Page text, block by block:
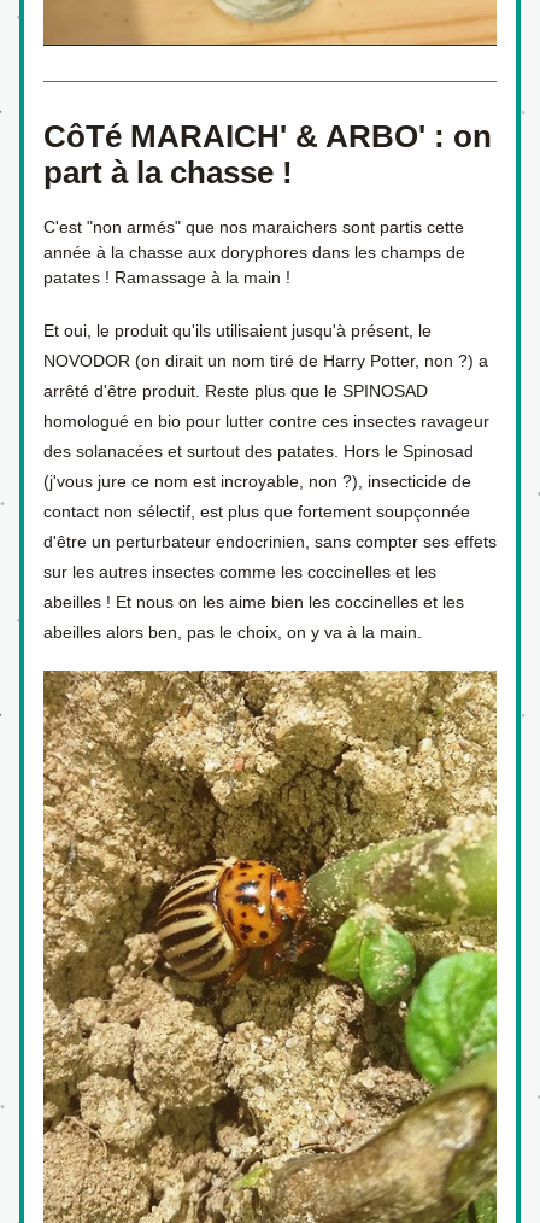
CôTé MARAICH' & ARBO' : on
part à la chasse !
C'est "non armés" que nos maraichers sont partis cette
année à la chasse aux doryphores dans les champs de
patates ! Ramassage à la main !
Et oui, le produit qu'ils utilisaient jusqu'à présent, le
NOVODOR (on dirait un nom tiré de Harry Potter, non ?) a
arrêté d'être produit. Reste plus que le SPINOSAD
homologué en bio pour lutter contre ces insectes ravageur
des solanacées et surtout des patates. Hors le Spinosad
(j'vous jure ce nom est incroyable, non ?), insecticide de
contact non sélectif, est plus que fortement soupçonnée
d'être un perturbateur endocrinien, sans compter ses effets
sur les autres insectes comme les coccinelles et les
abeilles ! Et nous on les aime bien les coccinelles et les
abeilles alors ben, pas le choix, on y va à la main.